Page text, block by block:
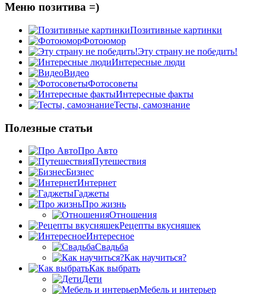
Меню позитива =)
Позитивные картинки
Фотоюмор
Эту страну не победить!
Интересные люди
Видео
Фотосоветы
Интересные факты
Тесты, самознание
Полезные статьи
Про Авто
Путешествия
Бизнес
Интернет
Гаджеты
Про жизнь
Отношения
Рецепты вкусняшек
Интересное
Свадьба
Как научиться?
Как выбрать
Дети
Мебель и интерьер